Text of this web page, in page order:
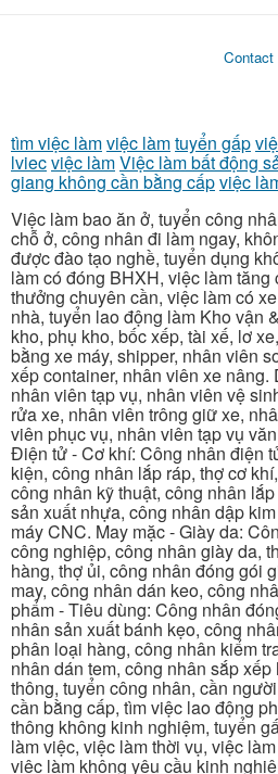
Contact
tìm việc làmviệc làmtuyển gấp
lviecviệc làmViệc làm bất động
giang không cần bằng cấpviệc
Việc làm bao ăn ở, tuyển công
chỗ ở, công nhân đi làm ngay,
được đào tạo nghề, tuyển dụng
làm có đóng BHXH, việc làm tăng
thưởng chuyên cần, việc làm có
nhà, tuyển lao động làm Kho vận
kho, phụ kho, bốc xếp, tài xế, lơ
bằng xe máy, shipper, nhân viên
xếp container, nhân viên xe nâng.
nhân viên tạp vụ, nhân viên vệ
rửa xe, nhân viên trông giữ xe,
viên phục vụ, nhân viên tạp vụ
Điện tử - Cơ khí: Công nhân điện
kiện, công nhân lắp ráp, thợ cơ
công nhân kỹ thuật, công nhân
sản xuất nhựa, công nhân dập
máy CNC. May mặc - Giày da:
công nghiệp, công nhân giày da,
hàng, thợ ủi, công nhân đóng gói
may, công nhân dán keo, công
phẩm - Tiêu dùng: Công nhân
nhân sản xuất bánh kẹo, công
phân loại hàng, công nhân kiểm
nhân dán tem, công nhân sắp
thông, tuyển công nhân, cần
cần bằng cấp, tìm việc lao động
thông không kinh nghiệm, tuyển
làm việc, việc làm thời vụ, việc
việc làm không yêu cầu kinh